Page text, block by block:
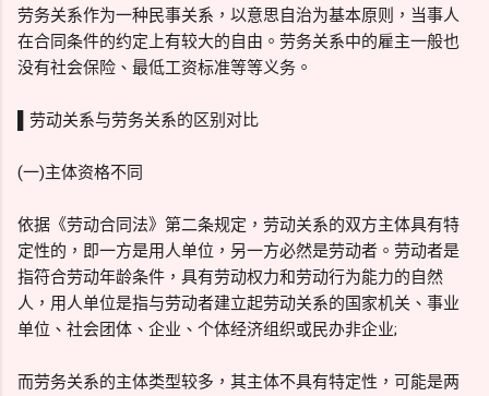
劳务关系作为一种民事关系，以意思自治为基本原则，当事人
在合同条件的约定上有较大的自由。劳务关系中的雇主一般也
没有社会保险、最低工资标准等等义务。
▌劳动关系与劳务关系的区别对比
(一)主体资格不同
依据《劳动合同法》第二条规定，劳动关系的双方主体具有特
定性的，即一方是用人单位，另一方必然是劳动者。劳动者是
指符合劳动年龄条件，具有劳动权力和劳动行为能力的自然
人，用人单位是指与劳动者建立起劳动关系的国家机关、事业
单位、社会团体、企业、个体经济组织或民办非企业;
而劳务关系的主体类型较多，其主体不具有特定性，可能是两